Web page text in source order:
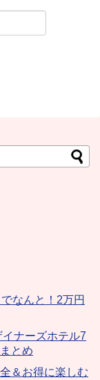
なんと！2万円
イナーズホテル7
とめ
＆お得に楽しむ